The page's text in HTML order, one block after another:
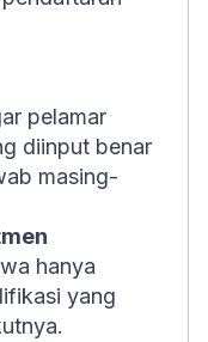
pelamar
diinput benar
masing-
hanya
yang